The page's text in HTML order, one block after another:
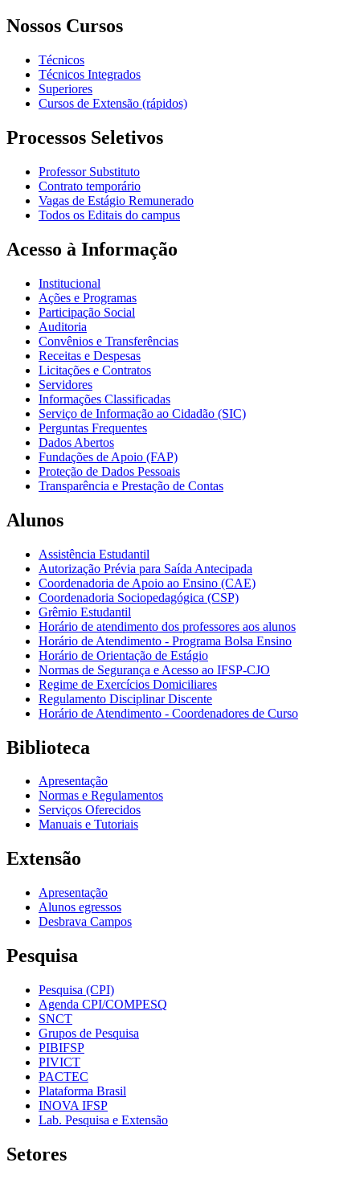
Nossos Cursos
Técnicos
Técnicos Integrados
Superiores
Cursos de Extensão (rápidos)
Processos Seletivos
Professor Substituto
Contrato temporário
Vagas de Estágio Remunerado
Todos os Editais do campus
Acesso à Informação
Institucional
Ações e Programas
Participação Social
Auditoria
Convênios e Transferências
Receitas e Despesas
Licitações e Contratos
Servidores
Informações Classificadas
Serviço de Informação ao Cidadão (SIC)
Perguntas Frequentes
Dados Abertos
Fundações de Apoio (FAP)
Proteção de Dados Pessoais
Transparência e Prestação de Contas
Alunos
Assistência Estudantil
Autorização Prévia para Saída Antecipada
Coordenadoria de Apoio ao Ensino (CAE)
Coordenadoria Sociopedagógica (CSP)
Grêmio Estudantil
Horário de atendimento dos professores aos alunos
Horário de Atendimento - Programa Bolsa Ensino
Horário de Orientação de Estágio
Normas de Segurança e Acesso ao IFSP-CJO
Regime de Exercícios Domiciliares
Regulamento Disciplinar Discente
Horário de Atendimento - Coordenadores de Curso
Biblioteca
Apresentação
Normas e Regulamentos
Serviços Oferecidos
Manuais e Tutoriais
Extensão
Apresentação
Alunos egressos
Desbrava Campos
Pesquisa
Pesquisa (CPI)
Agenda CPI/COMPESQ
SNCT
Grupos de Pesquisa
PIBIFSP
PIVICT
PACTEC
Plataforma Brasil
INOVA IFSP
Lab. Pesquisa e Extensão
Setores